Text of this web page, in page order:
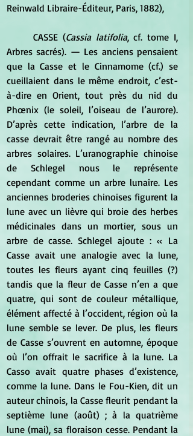
Reinwald Libraire-Éditeur, Paris, 1882),
	CASSE (
Cassia latifolia, cf. tome I,
Arbres sacrés). — Les anciens pensaient
que la Casse et le Cinnamome (cf.) se
cueillaient dans le même endroit, c’est-
à-dire en Orient, tout près du nid du
Phœnix (le soleil, l’oiseau de l’aurore).
D’après cette indication, l’arbre de la
casse devrait être rangé au nombre des
arbres solaires. L’uranographie chinoise
de Schlegel nous le représente
cependant comme un arbre lunaire. Les
anciennes broderies chinoises figurent la
lune avec un lièvre qui broie des herbes
médicinales dans un mortier, sous un
arbre de casse. Schlegel ajoute : « La
Casse avait une analogie avec la lune,
toutes les fleurs ayant cinq feuilles (?)
tandis que la fleur de Casse n’en a que
quatre, qui sont de couleur métallique,
élément affecté à l’occident, région où la
lune semble se lever. De plus, les fleurs
de Casse s’ouvrent en automne, époque
où l’on offrait le sacrifice à la lune. La
Casso avait quatre phases d’existence,
comme la lune. Dans le Fou-Kien, dit un
auteur chinois, la Casse fleurit pendant la
septième lune (août) ; à la quatrième
lune (mai), sa floraison cesse. Pendant la